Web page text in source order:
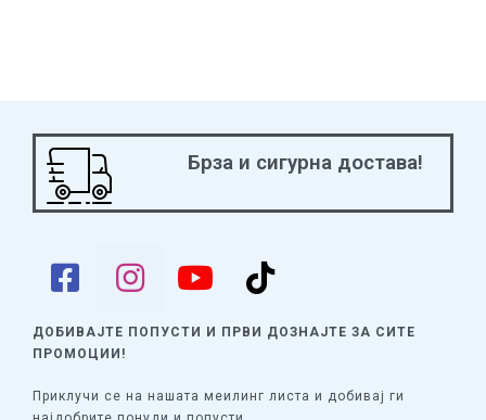
Брза и сигурна достава!
ДОБИВАЈТЕ ПОПУСТИ И ПРВИ ДОЗНАЈТЕ ЗА СИТЕ
ПРОМОЦИИ!
Приклучи се на нашата меилинг листа и добивај ги